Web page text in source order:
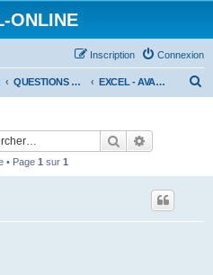
ONLINE
Connexion
Inscription
QUESTIONS EXCEL EXCEL - AVANCÉ
Rechercher
• Page 1 sur 1